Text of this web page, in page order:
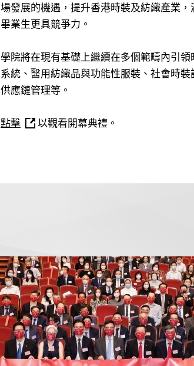
場發展的機遇，提升香港時裝及紡織產業
畢業生更具競爭力。
學院將在現有基礎上繼續在多個範疇內引
系統、醫用紡織品與功能性服裝、社會時
供應鏈管理等。
點擊 以觀看開幕典禮。